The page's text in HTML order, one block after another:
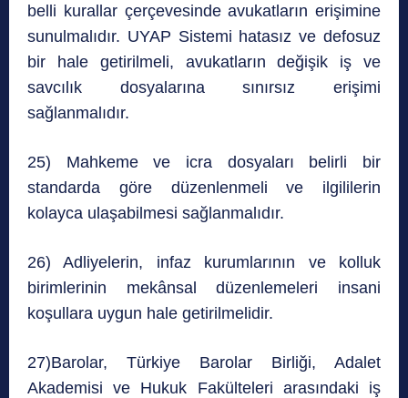
belli kurallar çerçevesinde avukatların erişimine
sunulmalıdır. UYAP Sistemi hatasız ve defosuz
bir hale getirilmeli, avukatların değişik iş ve
savcılık dosyalarına sınırsız erişimi
sağlanmalıdır.
25) Mahkeme ve icra dosyaları belirli bir
standarda göre düzenlenmeli ve ilgililerin
kolayca ulaşabilmesi sağlanmalıdır.
26) Adliyelerin, infaz kurumlarının ve kolluk
birimlerinin mekânsal düzenlemeleri insani
koşullara uygun hale getirilmelidir.
27)Barolar, Türkiye Barolar Birliği, Adalet
Akademisi ve Hukuk Fakülteleri arasındaki iş